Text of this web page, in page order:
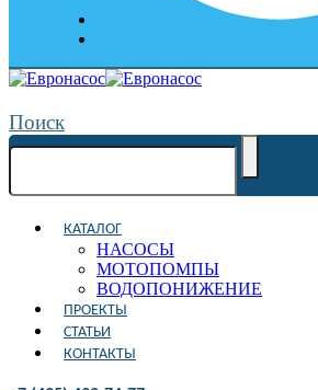
Поиск
КАТАЛОГ
НАСОСЫ
МОТОПОМПЫ
ВОДОПОНИЖЕНИЕ
ПРОЕКТЫ
СТАТЬИ
КОНТАКТЫ